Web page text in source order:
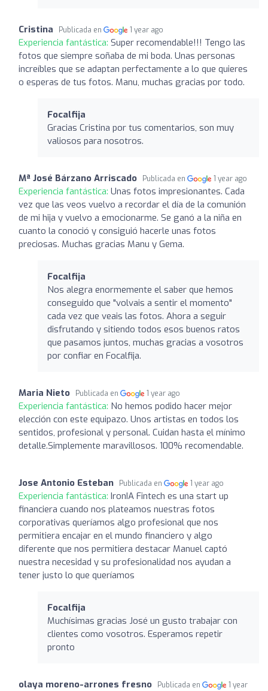
Cristina Publicada en 1 year ago
Experiencia fantástica: Super recomendable!!! Tengo las
fotos que siempre soñaba de mi boda. Unas personas
increíbles que se adaptan perfectamente a lo que quieres
o esperas de tus fotos. Manu, muchas gracias por todo.
Focalfija
Gracias Cristina por tus comentarios, son muy
valiosos para nosotros.
Mª José Bárzano Arriscado Publicada en 1 year ago
Experiencia fantástica: Unas fotos impresionantes. Cada
vez que las veos vuelvo a recordar el día de la comunión
de mi hija y vuelvo a emocionarme. Se ganó a la niña en
cuanto la conoció y consiguió hacerle unas fotos
preciosas. Muchas gracias Manu y Gema.
Focalfija
Nos alegra enormemente el saber que hemos
conseguido que "volvais a sentir el momento"
cada vez que veais las fotos. Ahora a seguir
disfrutando y sitiendo todos esos buenos ratos
que pasamos juntos, muchas gracias a vosotros
por confiar en Focalfija.
Maria Nieto Publicada en 1 year ago
Experiencia fantástica: No hemos podido hacer mejor
elección con este equipazo. Unos artistas en todos los
sentidos, profesional y personal. Cuidan hasta el mínimo
detalle.Simplemente maravillosos. 100% recomendable.
Jose Antonio Esteban Publicada en 1 year ago
Experiencia fantástica: IronIA Fintech es una start up
financiera cuando nos plateamos nuestras fotos
corporativas queríamos algo profesional que nos
permitiera encajar en el mundo financiero y algo
diferente que nos permitiera destacar Manuel captó
nuestra necesidad y su profesionalidad nos ayudan a
tener justo lo que queríamos
Focalfija
Muchísimas gracias José un gusto trabajar con
clientes como vosotros. Esperamos repetir
pronto
olaya moreno-arrones fresno Publicada en
1 year